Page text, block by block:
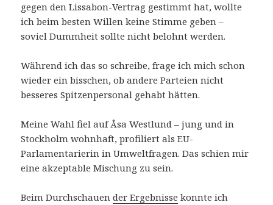
gegen den Lissabon-Vertrag gestimmt hat, wollte
ich beim besten Willen keine Stimme geben –
soviel Dummheit sollte nicht belohnt werden.
Während ich das so schreibe, frage ich mich schon
wieder ein bisschen, ob andere Parteien nicht
besseres Spitzenpersonal gehabt hätten.
Meine Wahl fiel auf Åsa Westlund – jung und in
Stockholm wohnhaft, profiliert als EU-
Parlamentarierin in Umweltfragen. Das schien mir
eine akzeptable Mischung zu sein.
Beim Durchschauender Ergebnisse konnte ich